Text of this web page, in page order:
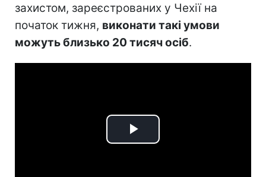
захистом, зареєстрованих у Чехії на
початок тижня, виконати такі умови
можуть близько 20 тисяч осіб.
Play